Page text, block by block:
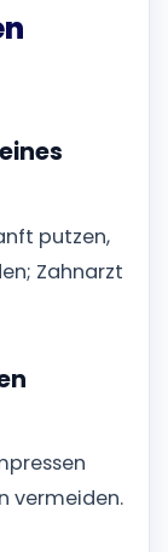
putzen,
Zahnarzt
vermeiden.